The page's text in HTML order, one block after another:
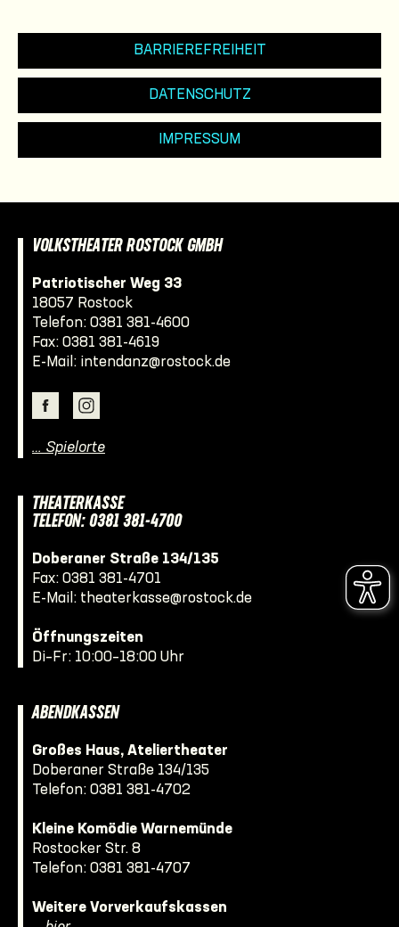
BARRIEREFREIHEIT
DATENSCHUTZ
IMPRESSUM
VOLKSTHEATER ROSTOCK GMBH
Patriotischer Weg 33
18057 Rostock
Telefon: 0381 381-4600
Fax: 0381 381-4619
E-Mail: intendanz@rostock.de
… Spielorte
THEATERKASSE
TELEFON: 0381 381-4700
Doberaner Straße 134/135
Fax: 0381 381-4701
E-Mail: theaterkasse@rostock.de
Öffnungszeiten
Di–Fr: 10:00–18:00 Uhr
ABENDKASSEN
Großes Haus, Ateliertheater
Doberaner Straße 134/135
Telefon: 0381 381-4702
Kleine Komödie Warnemünde
Rostocker Str. 8
Telefon: 0381 381-4707
Weitere Vorverkaufskassen